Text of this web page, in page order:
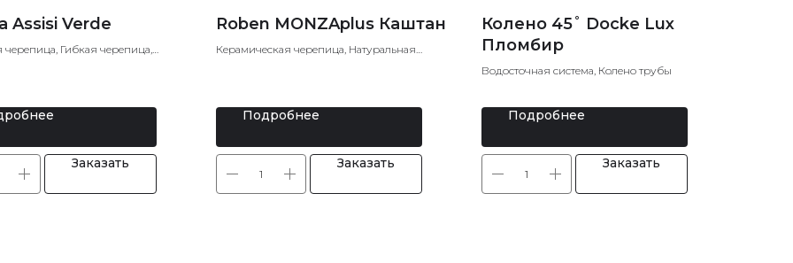
Assisi Verde
черепица, Гибкая черепица,
Заказать
Roben MONZAplus Каштан
Керамическая черепица, Натуральная
Подробнее
Заказать
Колено 45˚ Docke Lux
Пломбир
Водосточная система, Колено трубы
Подробнее
Заказать